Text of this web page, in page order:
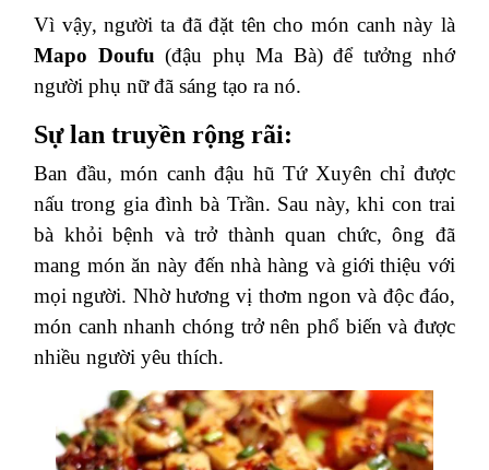
Vì vậy, người ta đã đặt tên cho món canh này là
Mapo Doufu (đậu phụ Ma Bà) để tưởng nhớ
người phụ nữ đã sáng tạo ra nó.
Sự lan truyền rộng rãi:
Ban đầu, món canh đậu hũ Tứ Xuyên chỉ được
nấu trong gia đình bà Trần. Sau này, khi con trai
bà khỏi bệnh và trở thành quan chức, ông đã
mang món ăn này đến nhà hàng và giới thiệu với
mọi người. Nhờ hương vị thơm ngon và độc đáo,
món canh nhanh chóng trở nên phổ biến và được
nhiều người yêu thích.